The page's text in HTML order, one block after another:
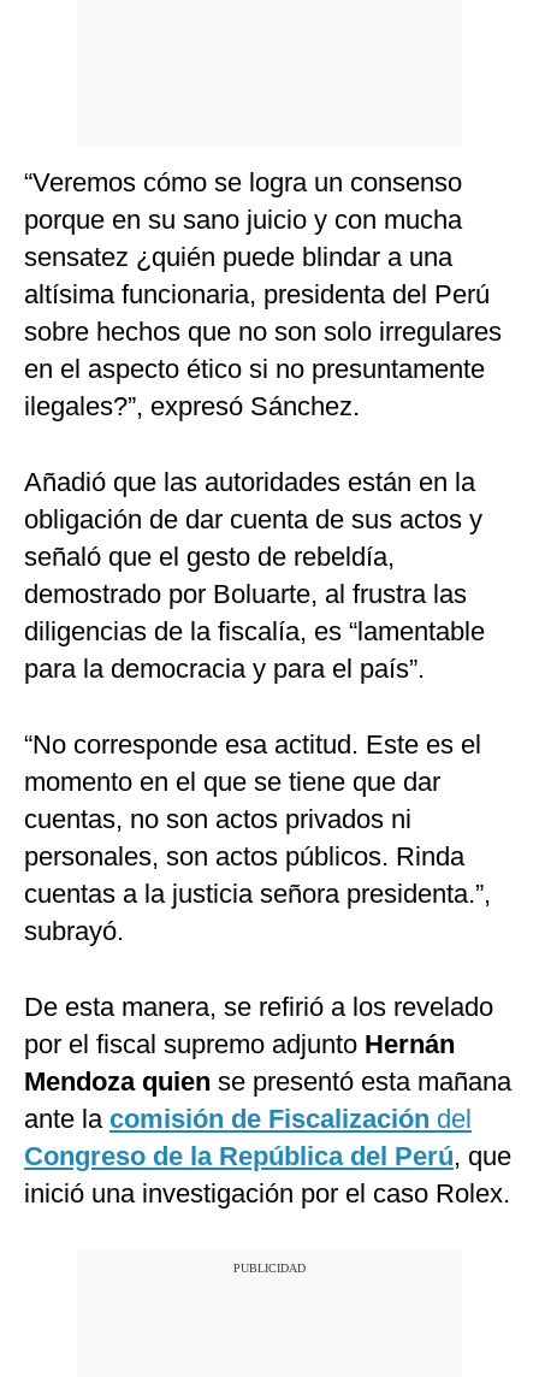
“Veremos cómo se logra un consenso
porque en su sano juicio y con mucha
sensatez ¿quién puede blindar a una
altísima funcionaria, presidenta del Perú
sobre hechos que no son solo irregulares
en el aspecto ético si no presuntamente
ilegales?”, expresó Sánchez.
Añadió que las autoridades están en la
obligación de dar cuenta de sus actos y
señaló que el gesto de rebeldía,
demostrado por Boluarte, al frustra las
diligencias de la fiscalía, es “lamentable
para la democracia y para el país”.
“No corresponde esa actitud. Este es el
momento en el que se tiene que dar
cuentas, no son actos privados ni
personales, son actos públicos. Rinda
cuentas a la justicia señora presidenta.”,
subrayó.
De esta manera, se refirió a los revelado
por el fiscal supremo adjunto Hernán
Mendoza quien se presentó esta mañana
ante la comisión de Fiscalización del
Congreso de la República del Perú, que
inició una investigación por el caso Rolex.